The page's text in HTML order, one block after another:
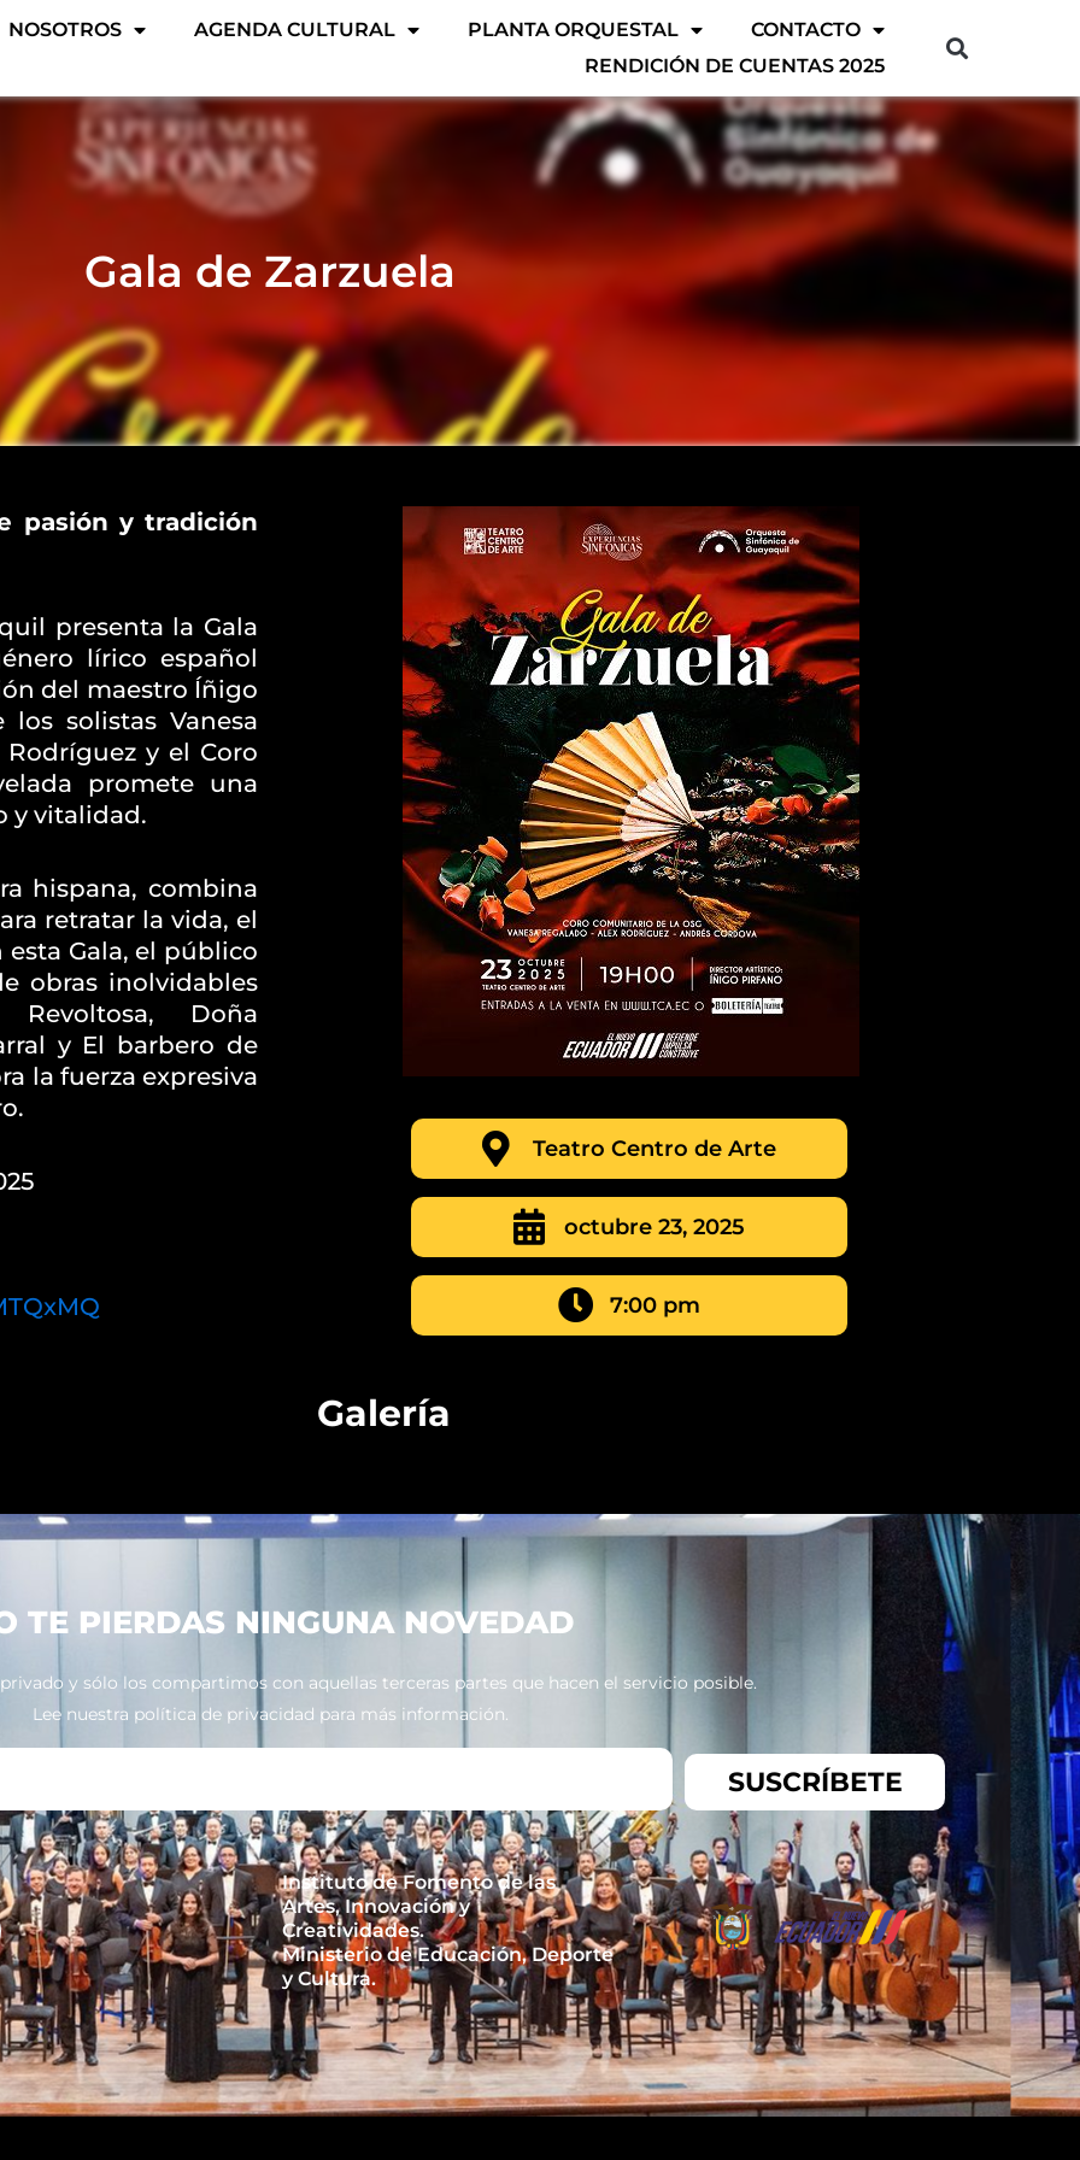
NOSOTROS AGENDA CULTURAL PLANTA ORQUESTAL
CONTACTO
RENDICIÓN DE CUENTAS 2025
Gala de Zarzuela
pasión y tradición
presenta la Gala
lírico español
del maestro Íñigo
solistas Vanesa
y el Coro
promete una
y vitalidad.
hispana, combina
retratar la vida, el
Gala, el público
obras inolvidables
Doña
y El barbero de
la fuerza expresiva
Teatro Centro de Arte
octubre 23, 2025
7:00 pm
Galería
TE PIERDAS NINGUNA NOVEDAD
y sólo los compartimos con aquellas terceras partes que hacen el servicio posible.
Lee nuestra política de privacidad para más información.
SUSCRÍBETE
Instituto de Fomento de las
Artes, Innovación y
Creatividades.
Ministerio de Educación, Deporte
y Cultura.